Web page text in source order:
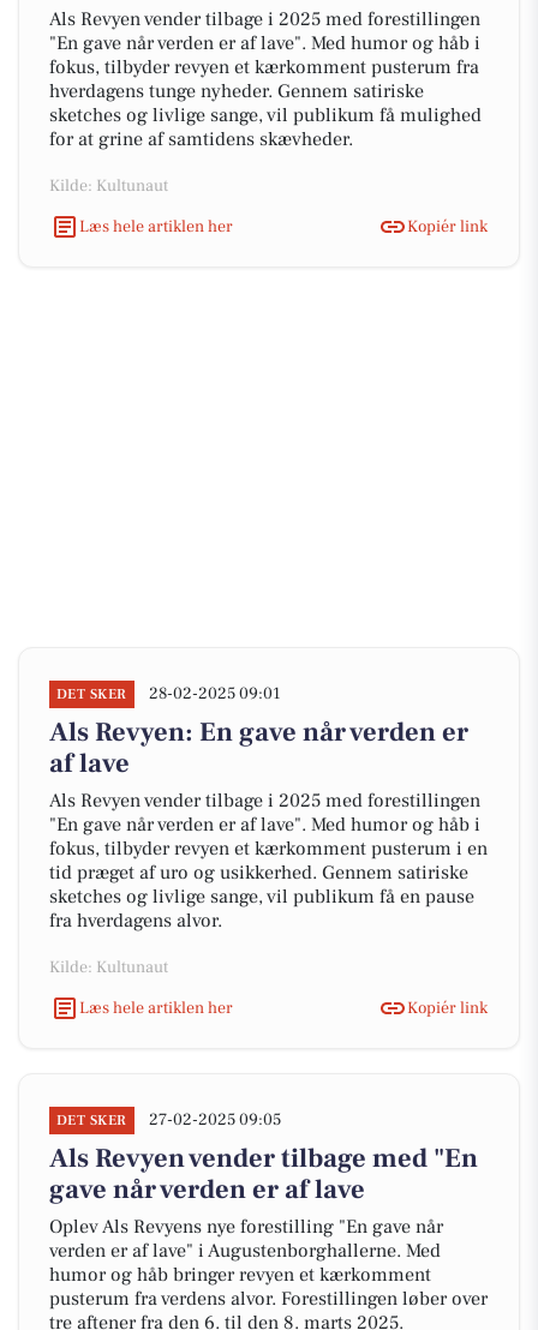
Als Revyen vender tilbage i 2025 med forestillingen
"En gave når verden er af lave". Med humor og håb i
fokus, tilbyder revyen et kærkomment pusterum fra
hverdagens tunge nyheder. Gennem satiriske
sketches og livlige sange, vil publikum få mulighed
for at grine af samtidens skævheder.
Kilde: Kultunaut
Læs hele artiklen her
Kopiér link
DET SKER 28-02-2025 09:01
Als Revyen: En gave når verden er
af lave
Als Revyen vender tilbage i 2025 med forestillingen
"En gave når verden er af lave". Med humor og håb i
fokus, tilbyder revyen et kærkomment pusterum i en
tid præget af uro og usikkerhed. Gennem satiriske
sketches og livlige sange, vil publikum få en pause
fra hverdagens alvor.
Kilde: Kultunaut
Læs hele artiklen her
Kopiér link
DET SKER 27-02-2025 09:05
Als Revyen vender tilbage med "En
gave når verden er af lave
Oplev Als Revyens nye forestilling "En gave når
verden er af lave" i Augustenborghallerne. Med
humor og håb bringer revyen et kærkomment
pusterum fra verdens alvor. Forestillingen løber over
tre aftener fra den 6. til den 8. marts 2025.